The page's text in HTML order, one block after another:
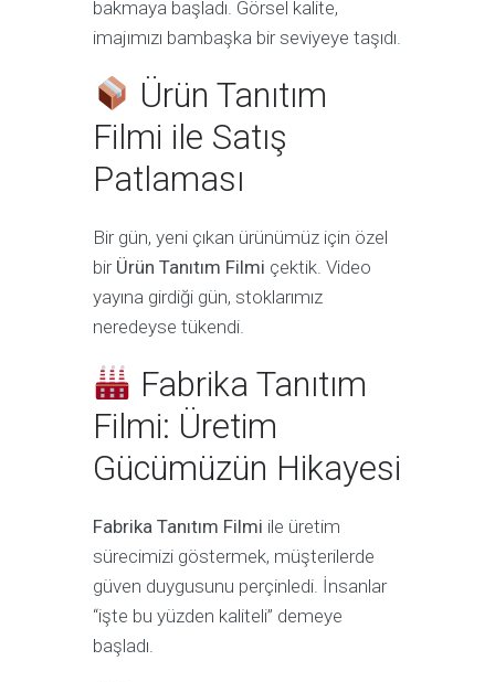
bakmaya başladı. Görsel kalite,
imajımızı bambaşka bir seviyeye taşıdı.
Ürün Tanıtım
Filmi ile Satış
Patlaması
Bir gün, yeni çıkan ürünümüz için özel
bir Ürün Tanıtım Filmi çektik. Video
yayına girdiği gün, stoklarımız
neredeyse tükendi.
Fabrika Tanıtım
Filmi: Üretim
Gücümüzün Hikayesi
Fabrika Tanıtım Filmi ile üretim
sürecimizi göstermek, müşterilerde
güven duygusunu perçinledi. İnsanlar
“işte bu yüzden kaliteli” demeye
başladı.